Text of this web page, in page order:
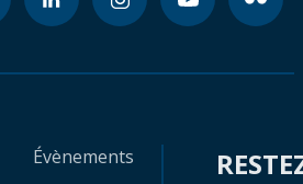
Évènements